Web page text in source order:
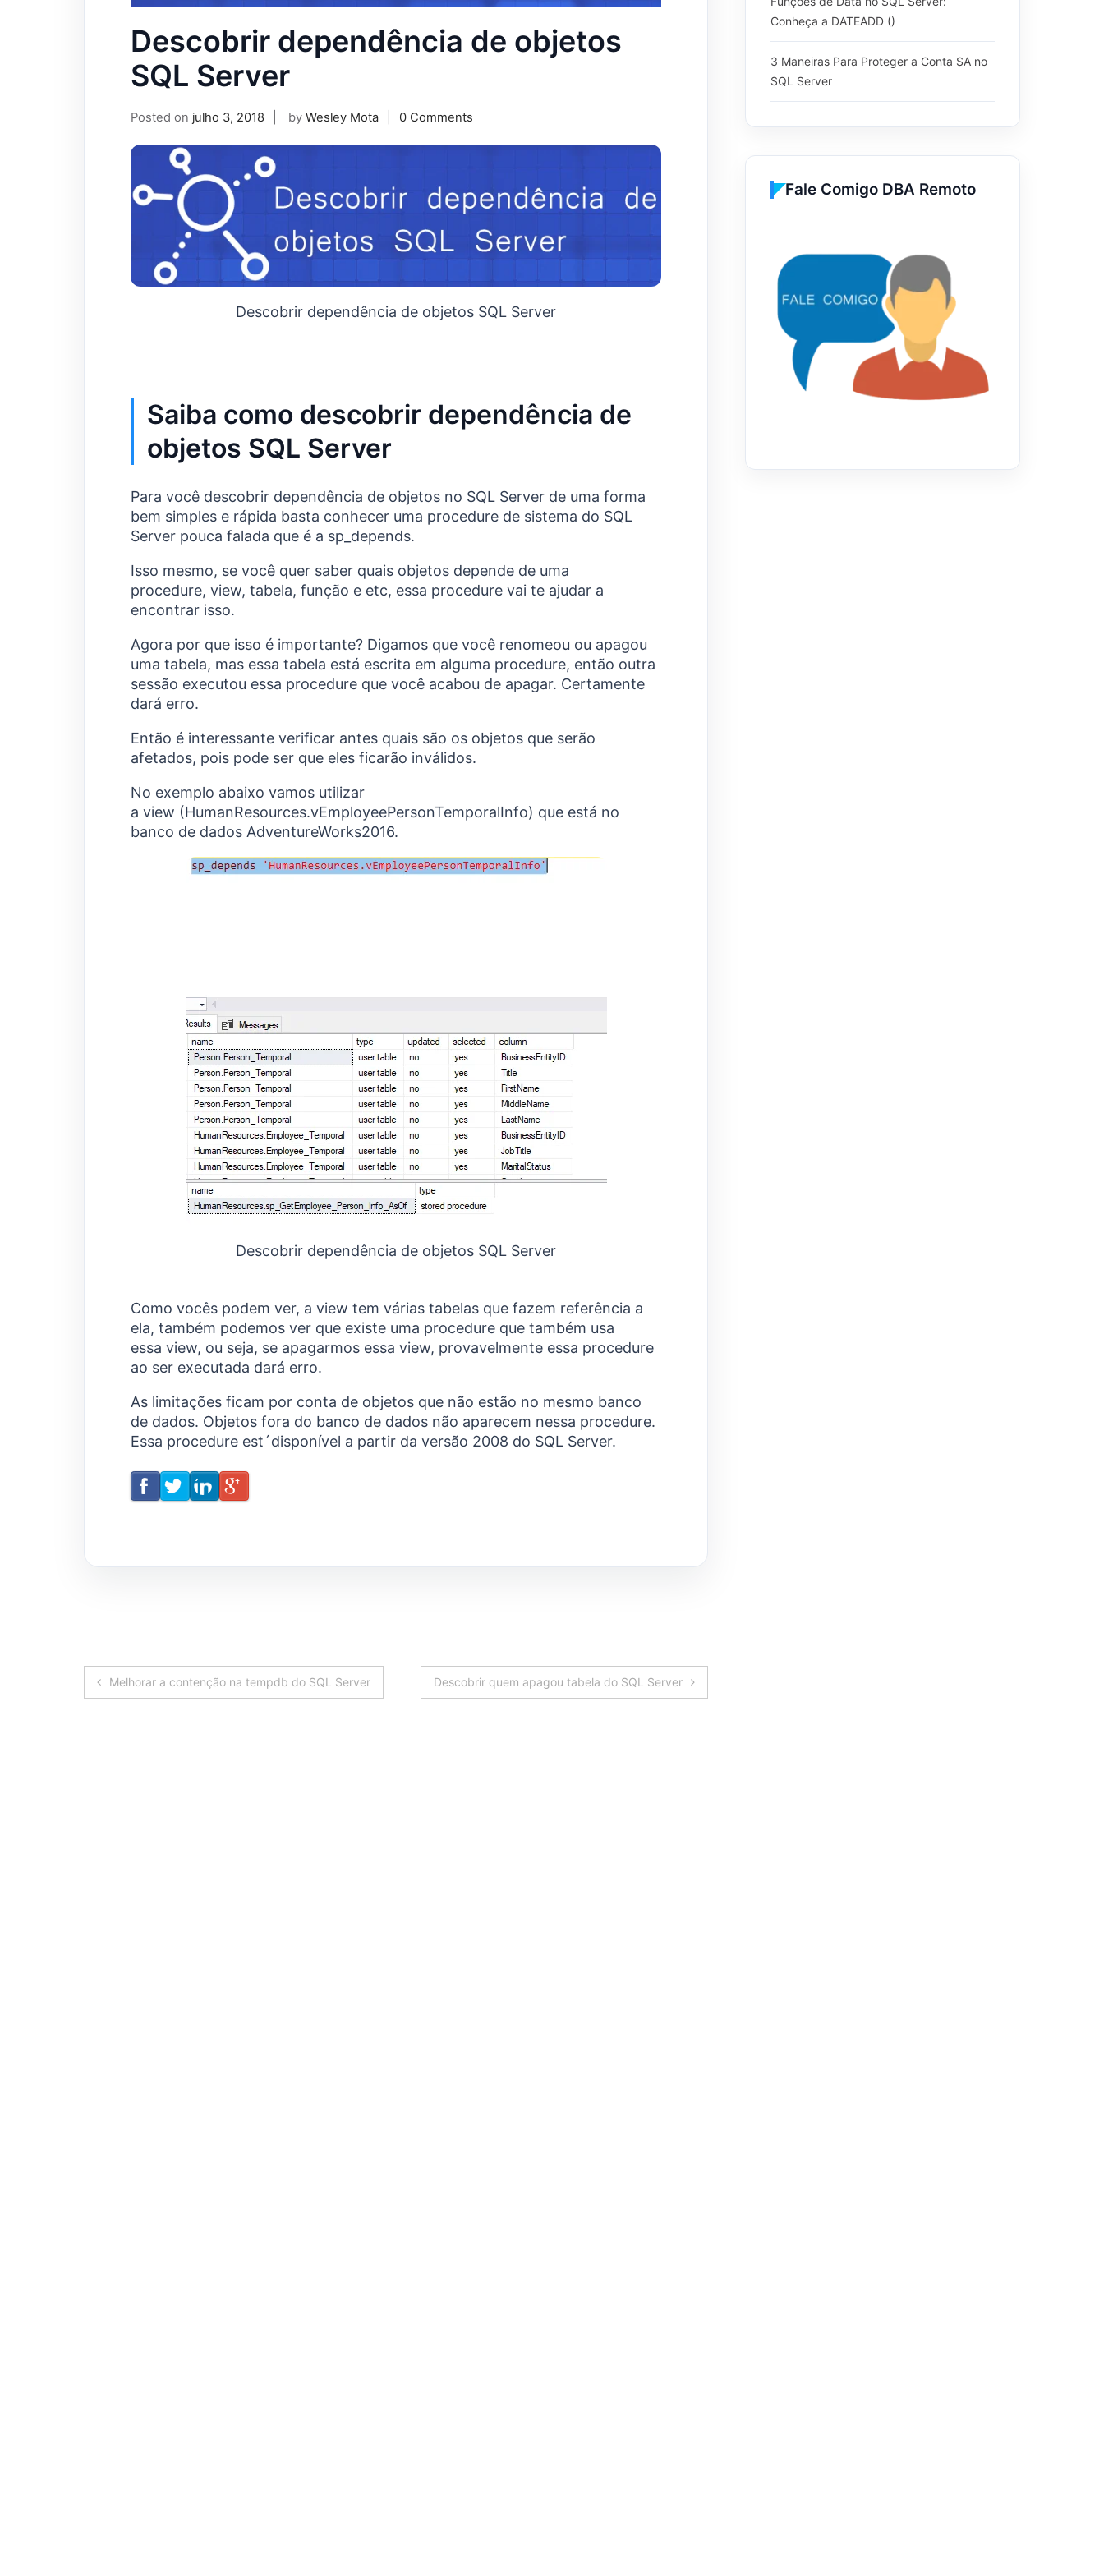
Descobrir dependência de objetos
SQL Server
Posted on julho 3, 2018 by Wesley Mota 0 Comments
Descobrir dependência de objetos SQL Server
Saiba como descobrir dependência de
objetos SQL Server
Para você descobrir dependência de objetos no SQL Server de uma forma
bem simples e rápida basta conhecer uma procedure de sistema do SQL
Server pouca falada que é a sp_depends.
Isso mesmo, se você quer saber quais objetos depende de uma
procedure, view, tabela, função e etc, essa procedure vai te ajudar a
encontrar isso.
Agora por que isso é importante? Digamos que você renomeou ou apagou
uma tabela, mas essa tabela está escrita em alguma procedure, então outra
sessão executou essa procedure que você acabou de apagar. Certamente
dará erro.
Então é interessante verificar antes quais são os objetos que serão
afetados, pois pode ser que eles ficarão inválidos.
No exemplo abaixo vamos utilizar
a view (HumanResources.vEmployeePersonTemporalInfo) que está no
banco de dados AdventureWorks2016.
Descobrir dependência de objetos SQL Server
Como vocês podem ver, a view tem várias tabelas que fazem referência a
ela, também podemos ver que existe uma procedure que também usa
essa view, ou seja, se apagarmos essa view, provavelmente essa procedure
ao ser executada dará erro.
As limitações ficam por conta de objetos que não estão no mesmo banco
de dados. Objetos fora do banco de dados não aparecem nessa procedure.
Essa procedure est´disponível a partir da versão 2008 do SQL Server.
Navegação
Melhorar a contenção na tempdb do SQL Server Descobrir quem apagou tabela do SQL Server
Conheça a DATEADD ()
3 Maneiras Para Proteger a Conta SA no
SQL Server
Fale Comigo DBA Remoto